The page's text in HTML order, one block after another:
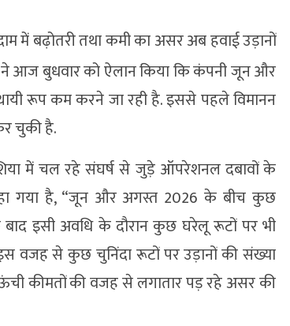
में बढ़ोतरी तथा कमी का असर अब हवाई उड़ानों
आज बुधवार को ऐलान किया कि कंपनी जून और
रूप कम करने जा रही है. इससे पहले विमानन
चुकी है.
में चल रहे संघर्ष से जुड़े ऑपरेशनल दबावों के
गया है, “जून और अगस्त 2026 के बीच कुछ
इसी अवधि के दौरान कुछ घरेलू रूटों पर भी
वजह से कुछ चुनिंदा रूटों पर उड़ानों की संख्या
कीमतों की वजह से लगातार पड़ रहे असर की